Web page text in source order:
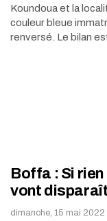
Koundoua et la
couleur bleue
renversé. Le bilan
Boffa : Si
vont
dimanche, 15 mai 2022